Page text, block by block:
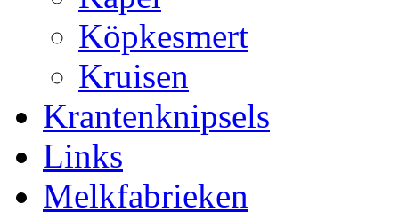
Köpkesmert
Kruisen
Krantenknipsels
Links
Melkfabrieken